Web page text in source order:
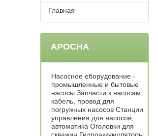
Главная
АРОСНА
Насосное оборудование -
промышленные и бытовые
насосы Запчасти к насосам,
кабель, провод для
погружных насосов Станции
управления для насосов,
автоматика Оголовки для